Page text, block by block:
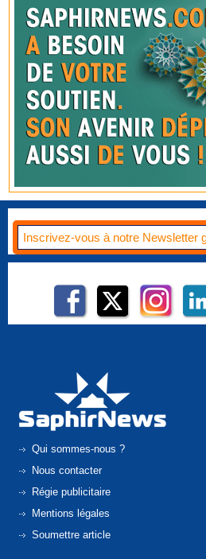
Qui sommes-nous ?
Nous contacter
Régie publicitaire
Mentions légales
Soumettre article